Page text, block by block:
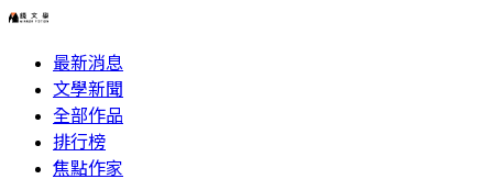
最新消息
文學新聞
全部作品
排行榜
焦點作家